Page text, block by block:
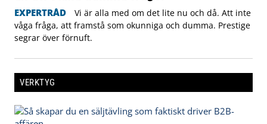
EXPERTRÅD
Vi är alla med om det lite nu och då. Att inte
våga fråga, att framstå som okunniga och dumma. Prestige
segrar över förnuft.
VERKTYG